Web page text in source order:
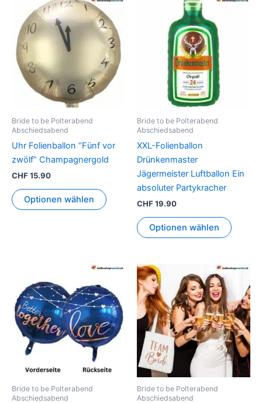
Bride to be Polterabend
Abschiedsabend
Uhr Folienballon “Fünf vor
zwölf” Champagnergold
CHF15.90
Optionen wählen
Bride to be Polterabend
Abschiedsabend
XXL-Folienballon
Drünkenmaster
Jägermeister Luftballon Ein
absoluter Partykracher
CHF19.90
Optionen wählen
Bride to be Polterabend
Abschiedsabend
Bride to be Polterabend
Abschiedsabend